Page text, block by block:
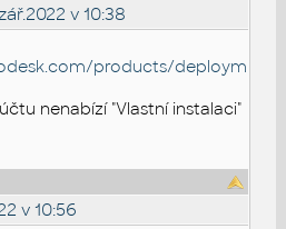
v 10:38
products/
nenabízí "Vlastní instalaci"
v 10:56